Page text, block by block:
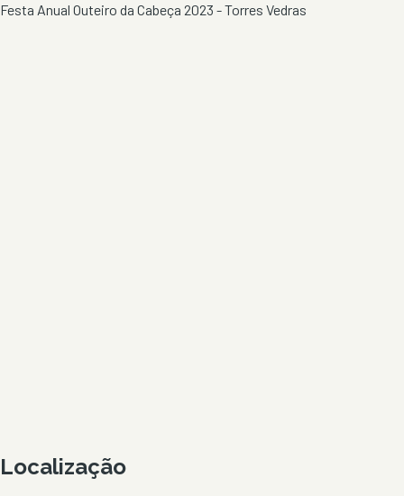
Festa Anual Outeiro da Cabeça 2023 - Torres Vedras
Localização